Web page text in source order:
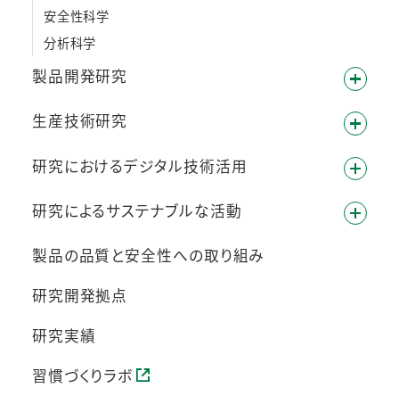
安全性科学
分析科学
製品開発研究
生産技術研究
研究におけるデジタル技術活用
研究によるサステナブルな活動
製品の品質と安全性への取り組み
研究開発拠点
研究実績
習慣づくりラボ